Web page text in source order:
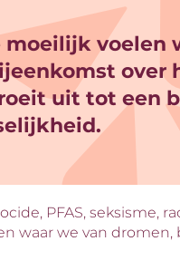
voelen
over
uit tot een
PFAS, seksisme,
waar we van